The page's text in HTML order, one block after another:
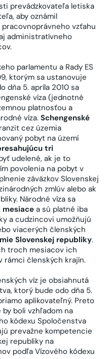
prevádzkovateľa letiska
aby oznámil
vzťahu
administratívneho
parlamentu a Rady ES
ktorým sa ustanovuje
dňa 5. apríla 2010 sa
víza (jednotné
platnosťou a
víza. Schengenské
cez územia
pobyt na území
tri
udelené, ak je to
povolenia na pobyt v
záväzkov Slovenskej
zmlúv alebo ak
Národné víza sa
a sú platné iba
a cudzincovi umožňujú
viacerých členských
Slovenskej republiky.
troch mesiacov ich
rámci členských krajín.
víz je obsiahnutá
ktorý bude odo dňa 5.
aplikovateľný. Preto
boli vzhľadom na
kódexu Spoločenstva
prevažne kompetencie
republiky na
podľa Vízového kódexu